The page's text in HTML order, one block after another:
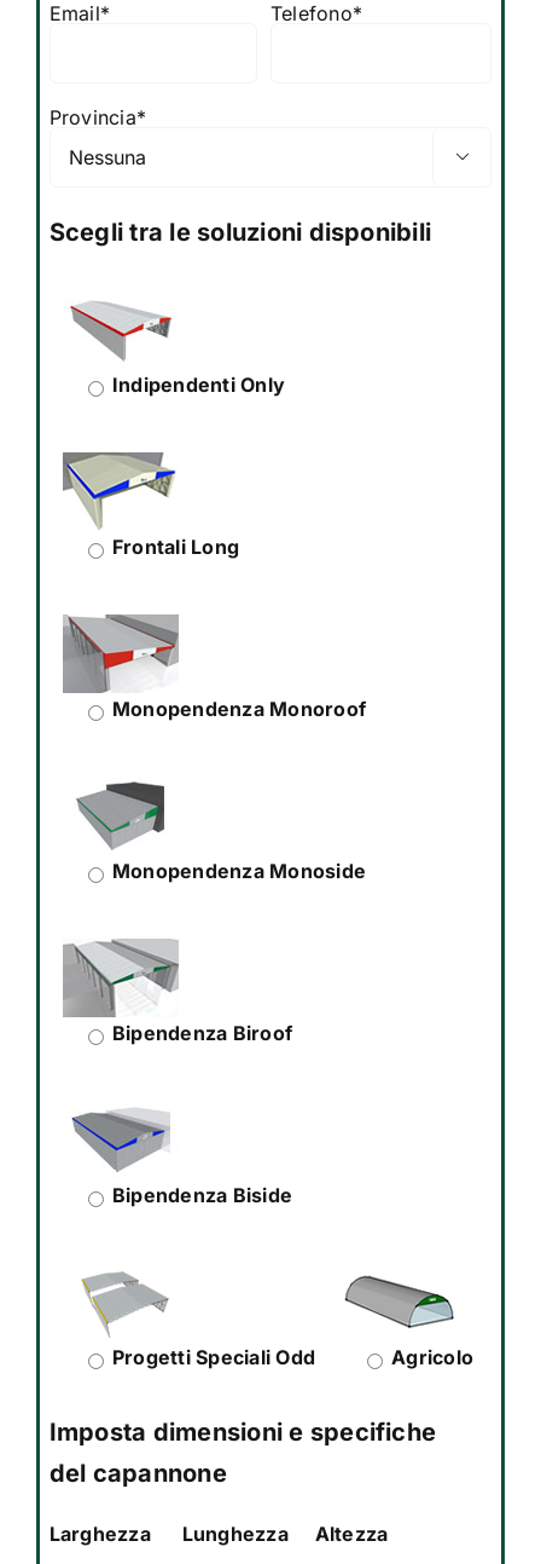
Email* Telefono*
Provincia*

Scegli tra le soluzioni disponibili
Indipendenti Only
Frontali Long
Monopendenza Monoroof
Monopendenza Monoside
Bipendenza Biroof
Bipendenza Biside
Progetti Speciali Odd Agricolo
Imposta dimensioni e specifiche
del capannone
Larghezza Lunghezza Altezza